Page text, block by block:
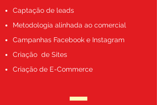
Captação de leads
Metodologia alinhada ao comercial
Campanhas Facebook e Instagram
Criação de Sites
Criação de E-Commerce